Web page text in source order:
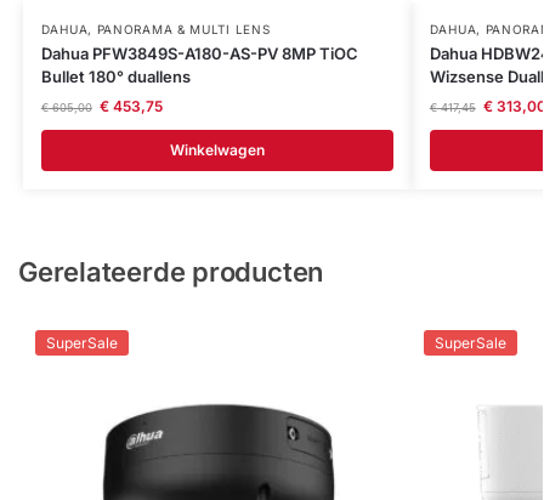
DAHUA, PANORAMA & MULTI LENS
Dahua PFW3849S-A180-AS-PV 8MP TiOC
Bullet 180° duallens
€605,00 €453,75
Winkelwagen
DAHUA,
Dahua
Wizsense
€417,45 €
Gerelateerde producten
SuperSale SuperSale